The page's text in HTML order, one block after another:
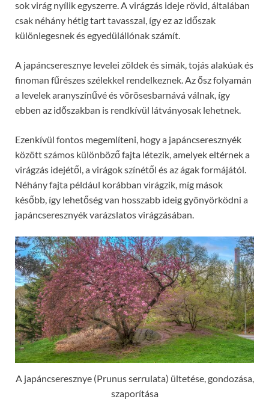
sok virág nyílik egyszerre. A virágzás ideje rövid, általában
csak néhány hétig tart tavasszal, így ez az időszak
különlegesnek és egyedülállónak számít.
A japáncseresznye levelei zöldek és simák, tojás alakúak és
finoman fűrészes szélekkel rendelkeznek. Az ősz folyamán
a levelek aranyszínűvé és vörösesbarnává válnak, így
ebben az időszakban is rendkívül látványosak lehetnek.
Ezenkívül fontos megemlíteni, hogy a japáncseresznyék
között számos különböző fajta létezik, amelyek eltérnek a
virágzás idejétől, a virágok színétől és az ágak formájától.
Néhány fajta például korábban virágzik, míg mások
később, így lehetőség van hosszabb ideig gyönyörködni a
japáncseresznyék varázslatos virágzásában.
A japáncseresznye (Prunus serrulata) ültetése, gondozása,
szaporítása